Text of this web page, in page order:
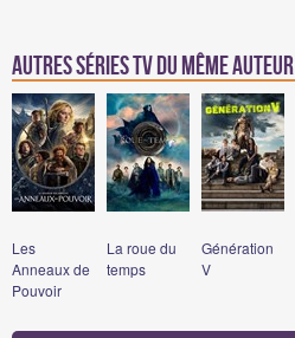
Autres Séries TV du même auteur
Les
Anneaux de
Pouvoir
La roue du
temps
Génération
V